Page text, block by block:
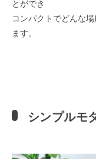
とができ
コンパクトでどんな
ます。
シンプルモ